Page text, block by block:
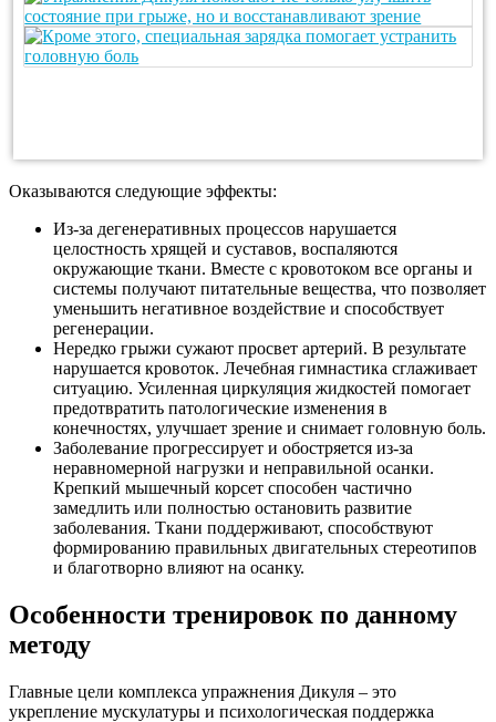
Оказываются следующие эффекты:
Из-за дегенеративных процессов нарушается
целостность хрящей и суставов, воспаляются
окружающие ткани. Вместе с кровотоком все органы и
системы получают питательные вещества, что позволяет
уменьшить негативное воздействие и способствует
регенерации.
Нередко грыжи сужают просвет артерий. В результате
нарушается кровоток. Лечебная гимнастика сглаживает
ситуацию. Усиленная циркуляция жидкостей помогает
предотвратить патологические изменения в
конечностях, улучшает зрение и снимает головную боль.
Заболевание прогрессирует и обостряется из-за
неравномерной нагрузки и неправильной осанки.
Крепкий мышечный корсет способен частично
замедлить или полностью остановить развитие
заболевания. Ткани поддерживают, способствуют
формированию правильных двигательных стереотипов
и благотворно влияют на осанку.
Особенности тренировок по данному
методу
Главные цели комплекса упражнения Дикуля – это
укрепление мускулатуры и психологическая поддержка